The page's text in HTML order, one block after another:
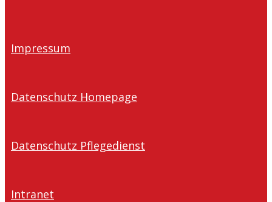
Impressum
Datenschutz Homepage
Datenschutz Pflegedienst
Intranet